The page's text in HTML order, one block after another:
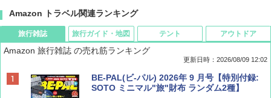
Amazon トラベル関連ランキング
旅行雑誌
Amazon 旅行雑誌 の売れ筋ランキング
更新日時：2026/08/09 12:02
BE-PAL(ビ-パル) 2026年 9 月号【特別付録:
SOTO ミニマル"旅"財布 ランダム2種】
旅行ガイド・地図 テント アウトドア